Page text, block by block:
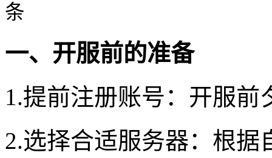
条
一、开服前的准备
1.提前注册账号：开服
2.选择合适服务器：根